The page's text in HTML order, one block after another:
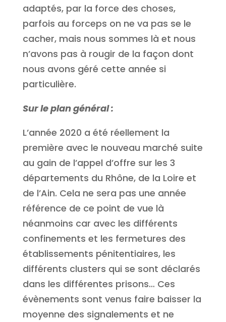
adaptés, par la force des choses,
parfois au forceps on ne va pas se le
cacher, mais nous sommes là et nous
n’avons pas à rougir de la façon dont
nous avons géré cette année si
particulière.
Sur le plan général :
L’année 2020 a été réellement la
première avec le nouveau marché suite
au gain de l’appel d’offre sur les 3
départements du Rhône, de la Loire et
de l’Ain. Cela ne sera pas une année
référence de ce point de vue là
néanmoins car avec les différents
confinements et les fermetures des
établissements pénitentiaires, les
différents clusters qui se sont déclarés
dans les différentes prisons… Ces
évènements sont venus faire baisser la
moyenne des signalements et ne